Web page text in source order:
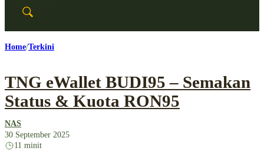
Home Terkini
TNG eWallet BUDI95 – Semakan
Status & Kuota RON95
NAS
30 September 2025
11 minit